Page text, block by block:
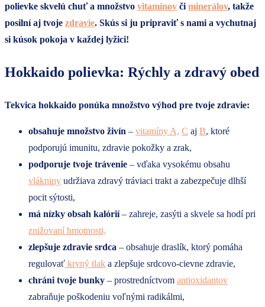
polievke skvelú chuť a množstvo vitamínov či minerálov, takže
posilní aj tvoje zdravie. Skús si ju pripraviť s nami a vychutnaj
si kúsok pokoja v každej lyžici!
Hokkaido polievka: Rýchly a zdravý obed
Tekvica hokkaido ponúka množstvo výhod pre tvoje zdravie:
obsahuje množstvo živín – vitamíny A, C aj B, ktoré
podporujú imunitu, zdravie pokožky a zrak,
podporuje tvoje trávenie – vďaka vysokému obsahu
vlákniny udržiava zdravý tráviaci trakt a zabezpečuje dlhší
pocit sýtosti,
má nízky obsah kalórií– zahreje, zasýti a skvele sa hodí pri
znižovaní hmotnosti,
zlepšuje zdravie srdca – obsahuje draslík, ktorý pomáha
regulovať krvný tlak a zlepšuje srdcovo-cievne zdravie,
chráni tvoje bunky – prostredníctvom antioxidantov
zabraňuje poškodeniu voľnými radikálmi,